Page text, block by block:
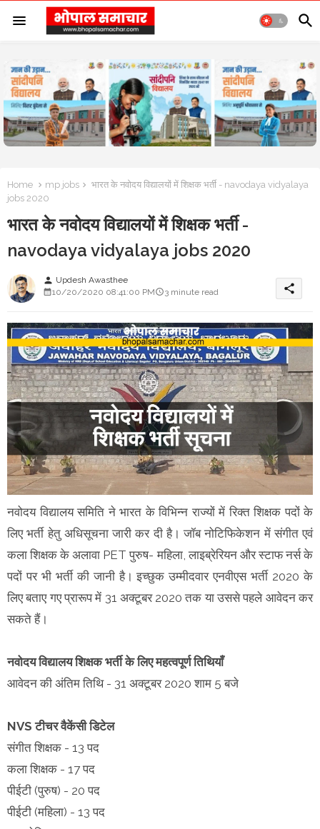
Home mp jobs
भारत के नवोदय विद्यालयों में शिक्षक भर्ती - navodaya vidyalaya
jobs 2020
भारत के नवोदय विद्यालयों में शिक्षक भर्ती -
navodaya vidyalaya jobs 2020
person Updesh Awasthee
10/20/2020 08:41:00 PM
3 minute read share
नवोदय विद्यालय समिति ने भारत के विभिन्न राज्यों में रिक्त शिक्षक पदों के
लिए भर्ती हेतु अधिसूचना जारी कर दी है। जॉब नोटिफिकेशन में संगीत एवं
कला शिक्षक के अलावा PET पुरुष- महिला, लाइब्रेरियन और स्टाफ नर्स के
पदों पर भी भर्ती की जानी है। इच्छुक उम्मीदवार एनवीएस भर्ती 2020 के
लिए बताए गए प्रारूप में 31 अक्टूबर 2020 तक या उससे पहले आवेदन कर
सकते हैं।
नवोदय विद्यालय शिक्षक भर्ती के लिए महत्वपूर्ण तिथियाँ
आवेदन की अंतिम तिथि - 31 अक्टूबर 2020 शाम 5 बजे
NVS टीचर वैकेंसी डिटेल
संगीत शिक्षक - 13 पद
कला शिक्षक - 17 पद
पीईटी (पुरुष) - 20 पद
पीईटी (महिला) - 13 पद